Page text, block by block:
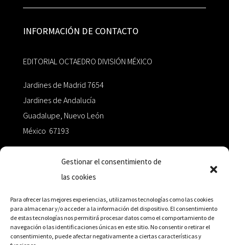
Gestionar el consentimiento de
las cookies
Para ofrecer las mejores experiencias, utilizamos tecnologías como las cookies
para almacenar y/o acceder a la información del dispositivo. El consentimiento
de estas tecnologías nos permitirá procesar datos como el comportamiento de
navegación o las identificaciones únicas en este sitio. No consentir o retirar el
consentimiento, puede afectar negativamente a ciertas características y
INFORMACIÓN DE CONTACTO
EDITORIAL OCTAEDRO DIVISIÓN MÉXICO
Jardines de Madrid 7654
Jardines de Andalucía
Guadalupe, Nuevo León
México 67193
+52 811.499.5638
RED DE DISTRIBUCIÓN